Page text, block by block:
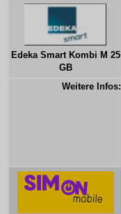
Edeka Smart Kombi M 25
GB
Weitere Infos: